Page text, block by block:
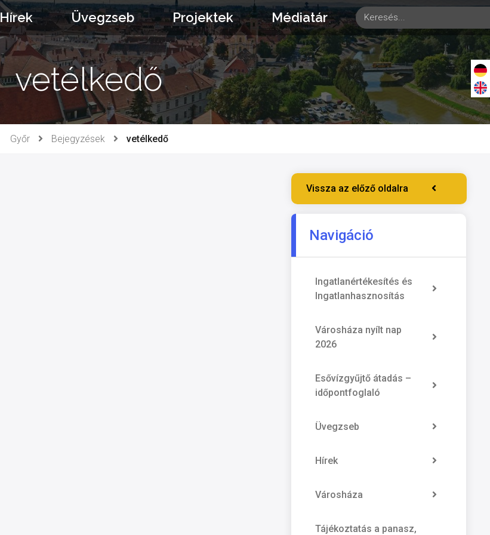
Hírek Üvegzseb Projektek Médiatár
vetélkedő
Győr Bejegyzések vetélkedő
Vissza az előző oldalra
Navigáció
Ingatlanértékesítés és
Ingatlanhasznosítás
Városháza nyílt nap
2026
Esővízgyűjtő átadás –
időpontfoglaló
Üvegzseb
Hírek
Városháza
Tájékoztatás a panasz,